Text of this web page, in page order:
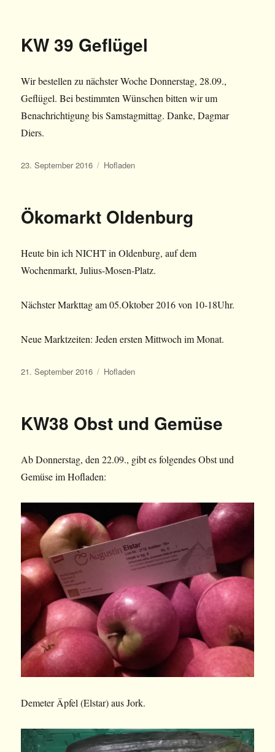
KW 39 Geflügel
Wir bestellen zu nächster Woche Donnerstag, 28.09.,
Geflügel. Bei bestimmten Wünschen bitten wir um
Benachrichtigung bis Samstagmittag. Danke, Dagmar
Diers.
Veröffentlicht
23. September 2016 Kategorien
Hofladen
Ökomarkt Oldenburg
Heute bin ich NICHT in Oldenburg, auf dem
Wochenmarkt, Julius-Mosen-Platz.
Nächster Markttag am 05.Oktober 2016 von 10-18Uhr.
Neue Marktzeiten: Jeden ersten Mittwoch im Monat.
Veröffentlicht
21. September 2016 Kategorien
Hofladen
KW38 Obst und Gemüse
Ab Donnerstag, den 22.09., gibt es folgendes Obst und
Gemüse im Hofladen:
Demeter Äpfel (Elstar) aus Jork.